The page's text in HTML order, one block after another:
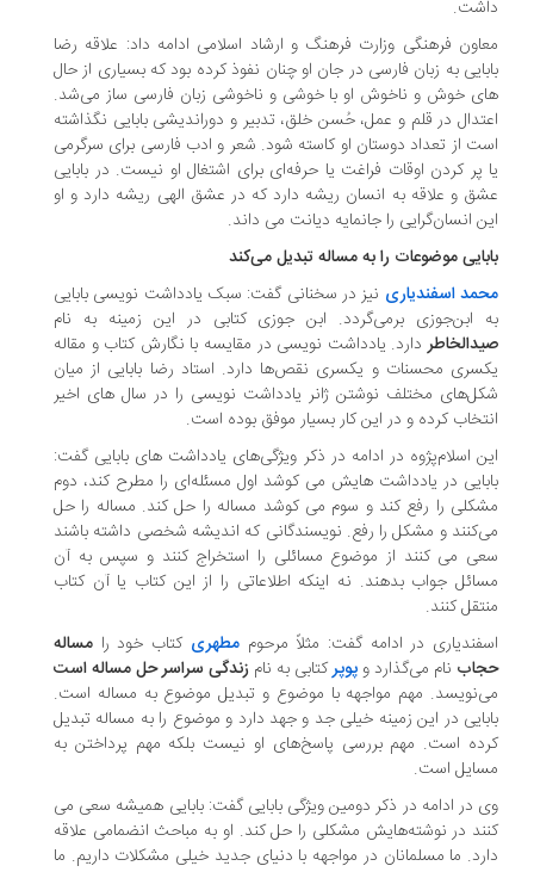
فرهنگی وزارت فرهنگ و ارشاد اسلامی ادامه داد: علاقه رضا
به زبان فارسی در جان او چنان نفوذ کرده بود که بسیاری از حال
خوش و ناخوش او با خوشی و ناخوشی زبان فارسی ساز می‌شد.
در قلم و عمل، حُسن خلق، تدبیر و دوراندیشی بابایی نگذاشته
از تعداد دوستان او کاسته شود. شعر و ادب فارسی برای سرگرمی
پر کردن اوقات فراغت یا حرفه‌ای برای اشتغال او نیست. در بابایی
و علاقه به انسان ریشه دارد که در عشق الهی ریشه دارد و او
انسان‌گرایی را جانمایه دیانت می داند.
موضوعات را به مساله تبدیل می‌کند
اسفندیارینیز در سخنانی گفت: سبک یادداشت نویسی بابایی
ابن‌جوزی برمی‌گردد. ابن جوزی کتابی در این زمینه به نام
دارد. یادداشت نویسی در مقایسه با نگارش کتاب و مقاله
محسنات و یکسری نقص‌ها دارد. استاد رضا بابایی از میان
مختلف نوشتن ژانر یادداشت نویسی را در سال های اخیر
کرده و در این کار بسیار موفق بوده است.
اسلام‌پژوه در ادامه در ذکر ویژگی‌های یادداشت های بابایی گفت:
در یادداشت هایش می کوشد اول مسئله‌ای را مطرح کند، دوم
را رفع کند و سوم می کوشد مساله را حل کند. مساله را حل
و مشکل را رفع. نویسندگانی که اندیشه شخصی داشته باشند
می کنند از موضوع مسائلی را استخراج کنند و سپس به آن
جواب بدهند. نه اینکه اطلاعاتی را از این کتاب یا آن کتاب
کنند.
در ادامه گفت: مثلاً مرحوممطهریکتاب خود رامساله
نام می‌گذارد وپوپرکتابی به نام زندگی سراسر حل مساله است
مهم مواجهه با موضوع و تبدیل موضوع به مساله است.
در این زمینه خیلی جد و جهد دارد و موضوع را به مساله تبدیل
است. مهم بررسی پاسخ‌های او نیست بلکه مهم پرداختن به
است.
در ادامه در ذکر دومین ویژگی بابایی گفت: بابایی همیشه سعی می
در نوشته‌هایش مشکلی را حل کند. او به مباحث انضمامی علاقه
ما مسلمانان در مواجهه با دنیای جدید خیلی مشکلات داریم. ما